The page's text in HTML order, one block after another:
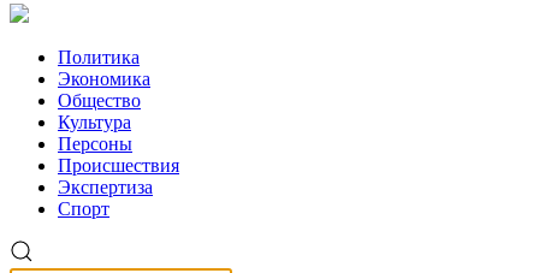
Политика
Экономика
Общество
Культура
Персоны
Происшествия
Экспертиза
Спорт